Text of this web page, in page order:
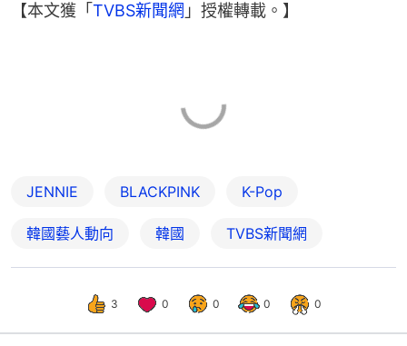
【本文獲「 TVBS新聞網 」授權轉載。】
JENNIE BLACKPINK K-Pop
韓國藝人動向 韓國 TVBS新聞網
3 0 0 0 0